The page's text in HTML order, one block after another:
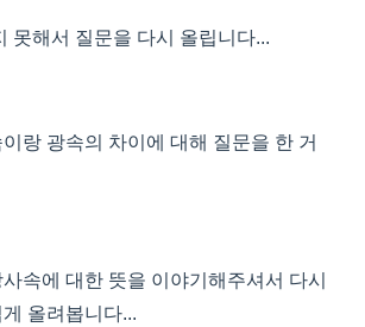
못해서 질문을 다시 올립니다...
랑 광속의 차이에 대해 질문을 한 거
속에 대한 뜻을 이야기해주셔서 다시
올려봅니다...